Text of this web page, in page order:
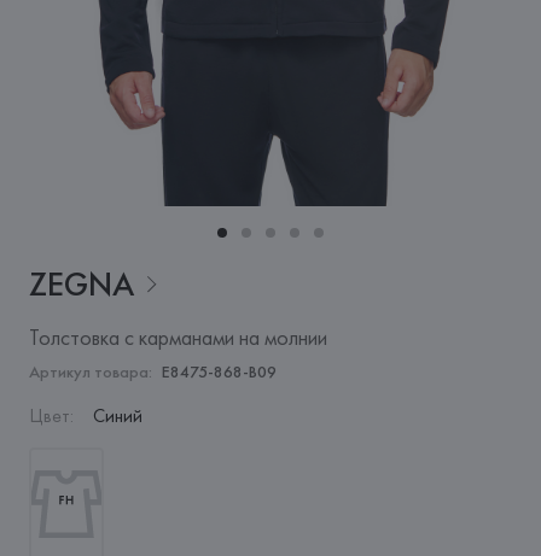
ZEGNA
Толстовка с карманами на молнии
Артикул товара: E8475-868-B09
Цвет: Синий